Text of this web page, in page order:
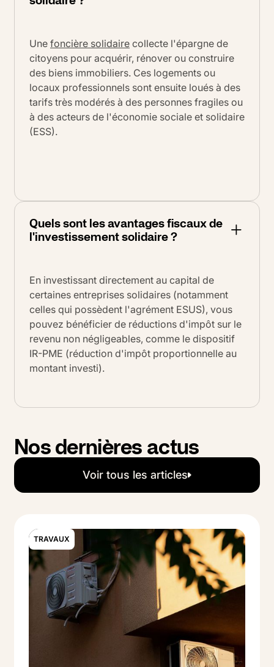
Une foncière solidaire collecte l'épargne de
citoyens pour acquérir, rénover ou construire
des biens immobiliers. Ces logements ou
locaux professionnels sont ensuite loués à des
tarifs très modérés à des personnes fragiles ou
à des acteurs de l'économie sociale et solidaire
(ESS).
Quels sont les avantages fiscaux de
l'investissement solidaire ?
En investissant directement au capital de
certaines entreprises solidaires (notamment
celles qui possèdent l'agrément ESUS), vous
pouvez bénéficier de réductions d'impôt sur le
revenu non négligeables, comme le dispositif
IR-PME (réduction d'impôt proportionnelle au
montant investi).
Nos dernières actus
Voir tous les articles
TRAVAUX